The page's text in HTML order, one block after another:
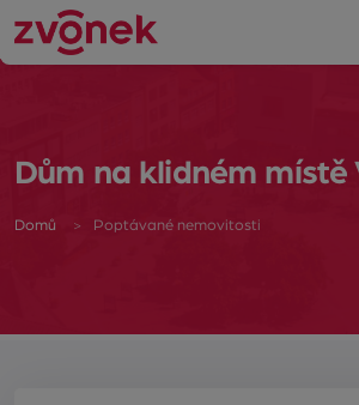
Dům na klidném místě
Domů Poptávané nemovitosti